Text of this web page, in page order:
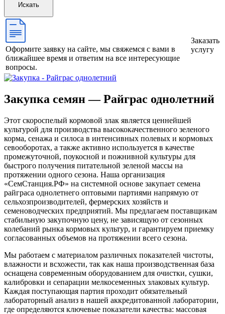
Искать
Оформите заявку на сайте, мы свяжемся с вами в
ближайшее время и ответим на все интересующие
вопросы.
Заказать
услугу
Закупка семян — Райграс однолетний
Этот скороспелый кормовой злак является ценнейшей
культурой для производства высококачественного зеленого
корма, сенажа и силоса в интенсивных полевых и кормовых
севооборотах, а также активно используется в качестве
промежуточной, поукосной и пожнивной культуры для
быстрого получения питательной зеленой массы на
протяжении одного сезона. Наша организация
«СемСтанция.РФ» на системной основе закупает семена
райграса однолетнего оптовыми партиями напрямую от
сельхозпроизводителей, фермерских хозяйств и
семеноводческих предприятий. Мы предлагаем поставщикам
стабильную закупочную цену, не зависящую от сезонных
колебаний рынка кормовых культур, и гарантируем приемку
согласованных объемов на протяжении всего сезона.
Мы работаем с материалом различных показателей чистоты,
влажности и всхожести, так как наша производственная база
оснащена современным оборудованием для очистки, сушки,
калибровки и сепарации мелкосеменных злаковых культур.
Каждая поступающая партия проходит обязательный
лабораторный анализ в нашей аккредитованной лаборатории,
где определяются ключевые показатели качества: массовая